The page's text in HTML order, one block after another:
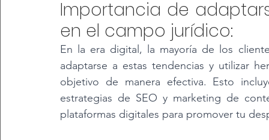
Importancia de
en el campo jurídico:
En la era digital, la mayoría de los
adaptarse a estas tendencias y utilizar
objetivo de manera efectiva. Esto
estrategias de SEO y marketing de
plataformas digitales para promover tu